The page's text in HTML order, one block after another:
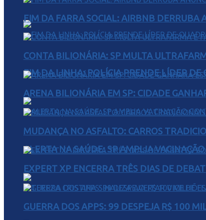
FIM DA LINHA: POLÍCIA PRENDE LÍDER DE
ALERTA NA SAÚDE: SP AMPLIA
FIM DA FARRA SOCIAL: AIRBNB DERRUBA
CONTA BILIONÁRIA: SP MULTA
ARENA BILIONÁRIA EM SP: CIDADE
MUDANÇA NO ASFALTO: CARROS
EXPERT XP ENCERRA TRÊS DIAS DE
GUERRA DOS APPS: 99 DESPEJA R$ 100